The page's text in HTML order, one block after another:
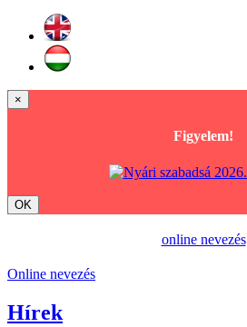
×
Figyelem!
OK
online nevezés
Online nevezés
Hírek